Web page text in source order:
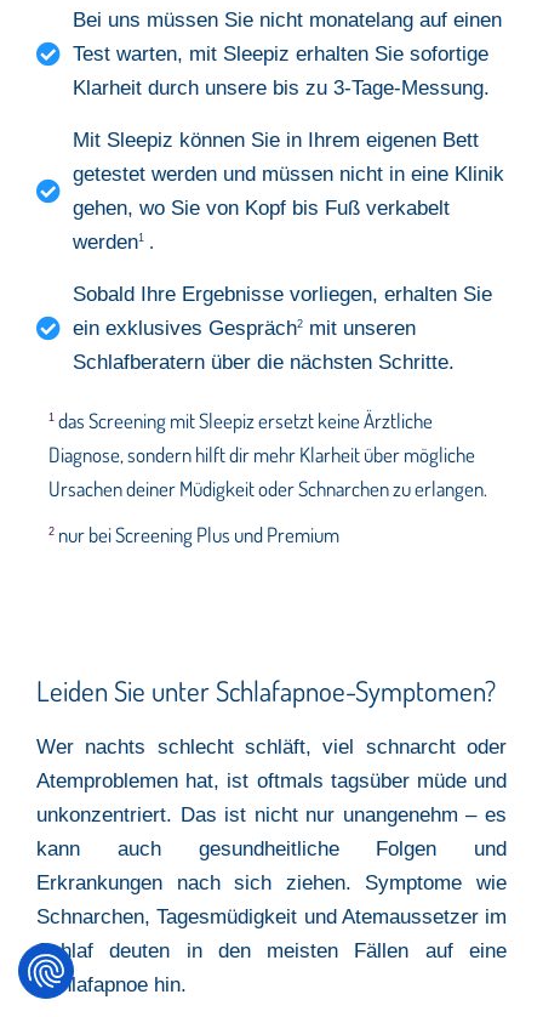
Bei uns müssen Sie nicht monatelang auf einen
Test warten, mit Sleepiz erhalten Sie sofortige
Klarheit durch unsere bis zu 3-Tage-Messung.
Mit Sleepiz können Sie in Ihrem eigenen Bett
getestet werden und müssen nicht in eine Klinik
gehen, wo Sie von Kopf bis Fuß verkabelt
werden1 .
Sobald Ihre Ergebnisse vorliegen, erhalten Sie
ein exklusives Gespräch2 mit unseren
Schlafberatern über die nächsten Schritte.
1 das Screening mit Sleepiz ersetzt keine Ärztliche
Diagnose, sondern hilft dir mehr Klarheit über mögliche
Ursachen deiner Müdigkeit oder Schnarchen zu erlangen.
2 nur bei Screening Plus und Premium
Leiden Sie unter Schlafapnoe-Symptomen?
Wer nachts schlecht schläft, viel schnarcht oder
Atemproblemen hat, ist oftmals tagsüber müde und
unkonzentriert. Das ist nicht nur unangenehm – es
kann auch gesundheitliche Folgen und
Erkrankungen nach sich ziehen. Symptome wie
Schnarchen, Tagesmüdigkeit und Atemaussetzer im
Schlaf deuten in den meisten Fällen auf eine
Schlafapnoe hin.